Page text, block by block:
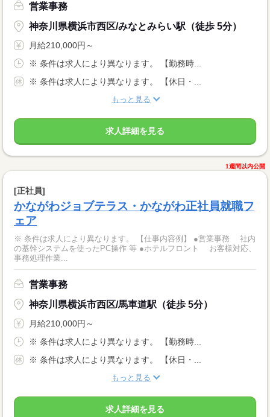
営業事務
神奈川県横浜市西区/みなとみらい駅（徒歩 5分）
月給210,000円～
※ 条件は求人により異なります。 【勤務時...
※ 条件は求人により異なります。 【休日・...
もっと見る
求人詳細を見る
1週間以内公開
[正社員]
かながわジョブテラス・かながわ正社員就職フ
ェア
※ 条件は求人により異なります。 【仕事内容例】 ●営業事務 社内
の基幹システムを使ったPC操作 等 ●ホテルフロント お客様対応、
事務処理作業...
営業事務
神奈川県横浜市西区/馬車道駅（徒歩 5分）
月給210,000円～
※ 条件は求人により異なります。 【勤務時...
※ 条件は求人により異なります。 【休日・...
もっと見る
求人詳細を見る